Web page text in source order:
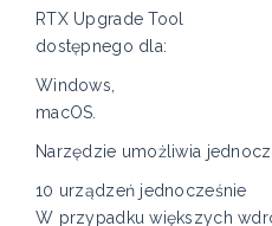
RTX Upgrade Tool
dostępnego dla:
Windows,
macOS.
Narzędzie umożliwia
10 urządzeń jednocześnie
W przypadku większych